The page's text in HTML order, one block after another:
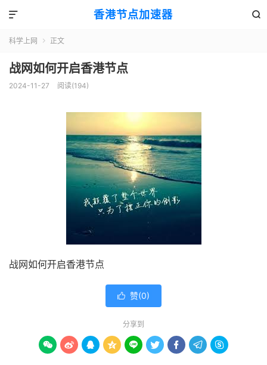
香港节点加速器 

科学上网  正文
战网如何开启香港节点
2024-11-27 阅读(194)
战网如何开启香港节点
 赞(0)
分享到
        